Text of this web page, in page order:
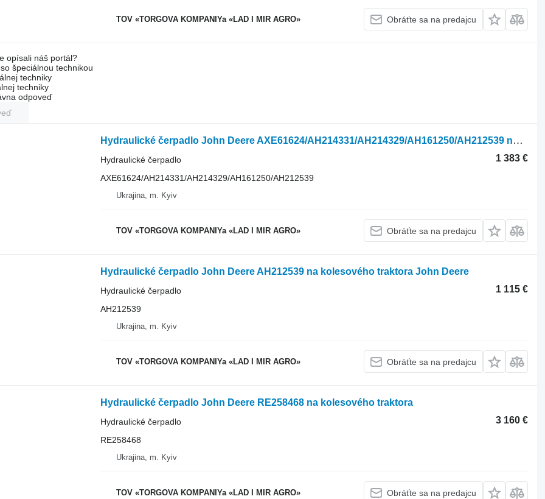
TOV «TORGOVA KOMPANIYa «LAD I MIR AGRO» Obráťte sa na predajcu
opísali náš portál?
špeciálnou technikou
techniky
techniky
odpoveď
Hydraulické čerpadlo John Deere AXE61624/AH214331/AH214329/AH161250/AH212539 na kolesového traktora John Deere
1 383 €
Hydraulické čerpadlo
AXE61624/AH214331/AH214329/AH161250/AH212539
Ukrajina, m. Kyiv
TOV «TORGOVA KOMPANIYa «LAD I MIR AGRO» Obráťte sa na predajcu
Hydraulické čerpadlo John Deere AH212539 na kolesového traktora John Deere
1 115 €
Hydraulické čerpadlo
AH212539
Ukrajina, m. Kyiv
TOV «TORGOVA KOMPANIYa «LAD I MIR AGRO» Obráťte sa na predajcu
Hydraulické čerpadlo John Deere RE258468 na kolesového traktora
3 160 €
Hydraulické čerpadlo
RE258468
Ukrajina, m. Kyiv
TOV «TORGOVA KOMPANIYa «LAD I MIR AGRO» Obráťte sa na predajcu